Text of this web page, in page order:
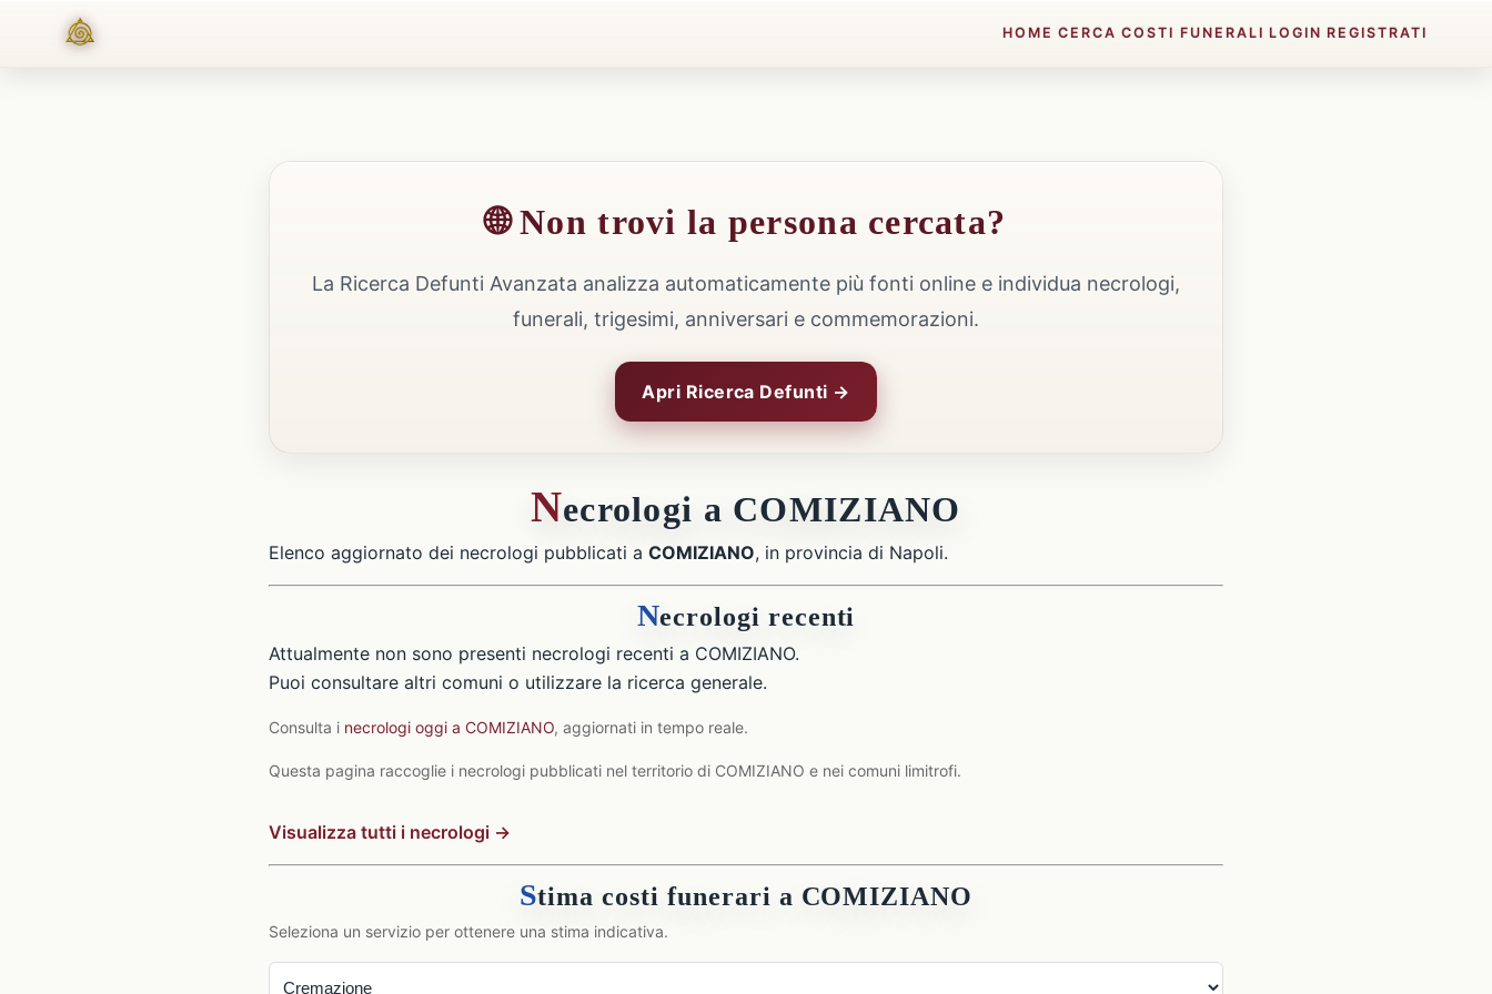
HOME CERCA COSTI FUNERALI LOGIN REGISTRATI
🌐 Non trovi la persona cercata?
La Ricerca Defunti Avanzata analizza automaticamente più fonti online e individua necrologi,
funerali, trigesimi, anniversari e commemorazioni.
Apri Ricerca Defunti →
Necrologi a COMIZIANO
Elenco aggiornato dei necrologi pubblicati a COMIZIANO, in provincia di Napoli.
Necrologi recenti
Attualmente non sono presenti necrologi recenti a COMIZIANO.
Puoi consultare altri comuni o utilizzare la ricerca generale.
Consulta i necrologi oggi a COMIZIANO, aggiornati in tempo reale.
Questa pagina raccoglie i necrologi pubblicati nel territorio di COMIZIANO e nei comuni limitrofi.
Visualizza tutti i necrologi →
Stima costi funerari a COMIZIANO
Seleziona un servizio per ottenere una stima indicativa.